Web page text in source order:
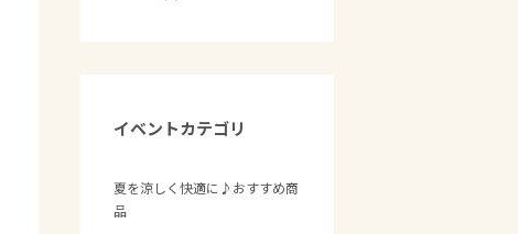
イベントカテゴリ
夏を涼しく快適に♪おすすめ商
品